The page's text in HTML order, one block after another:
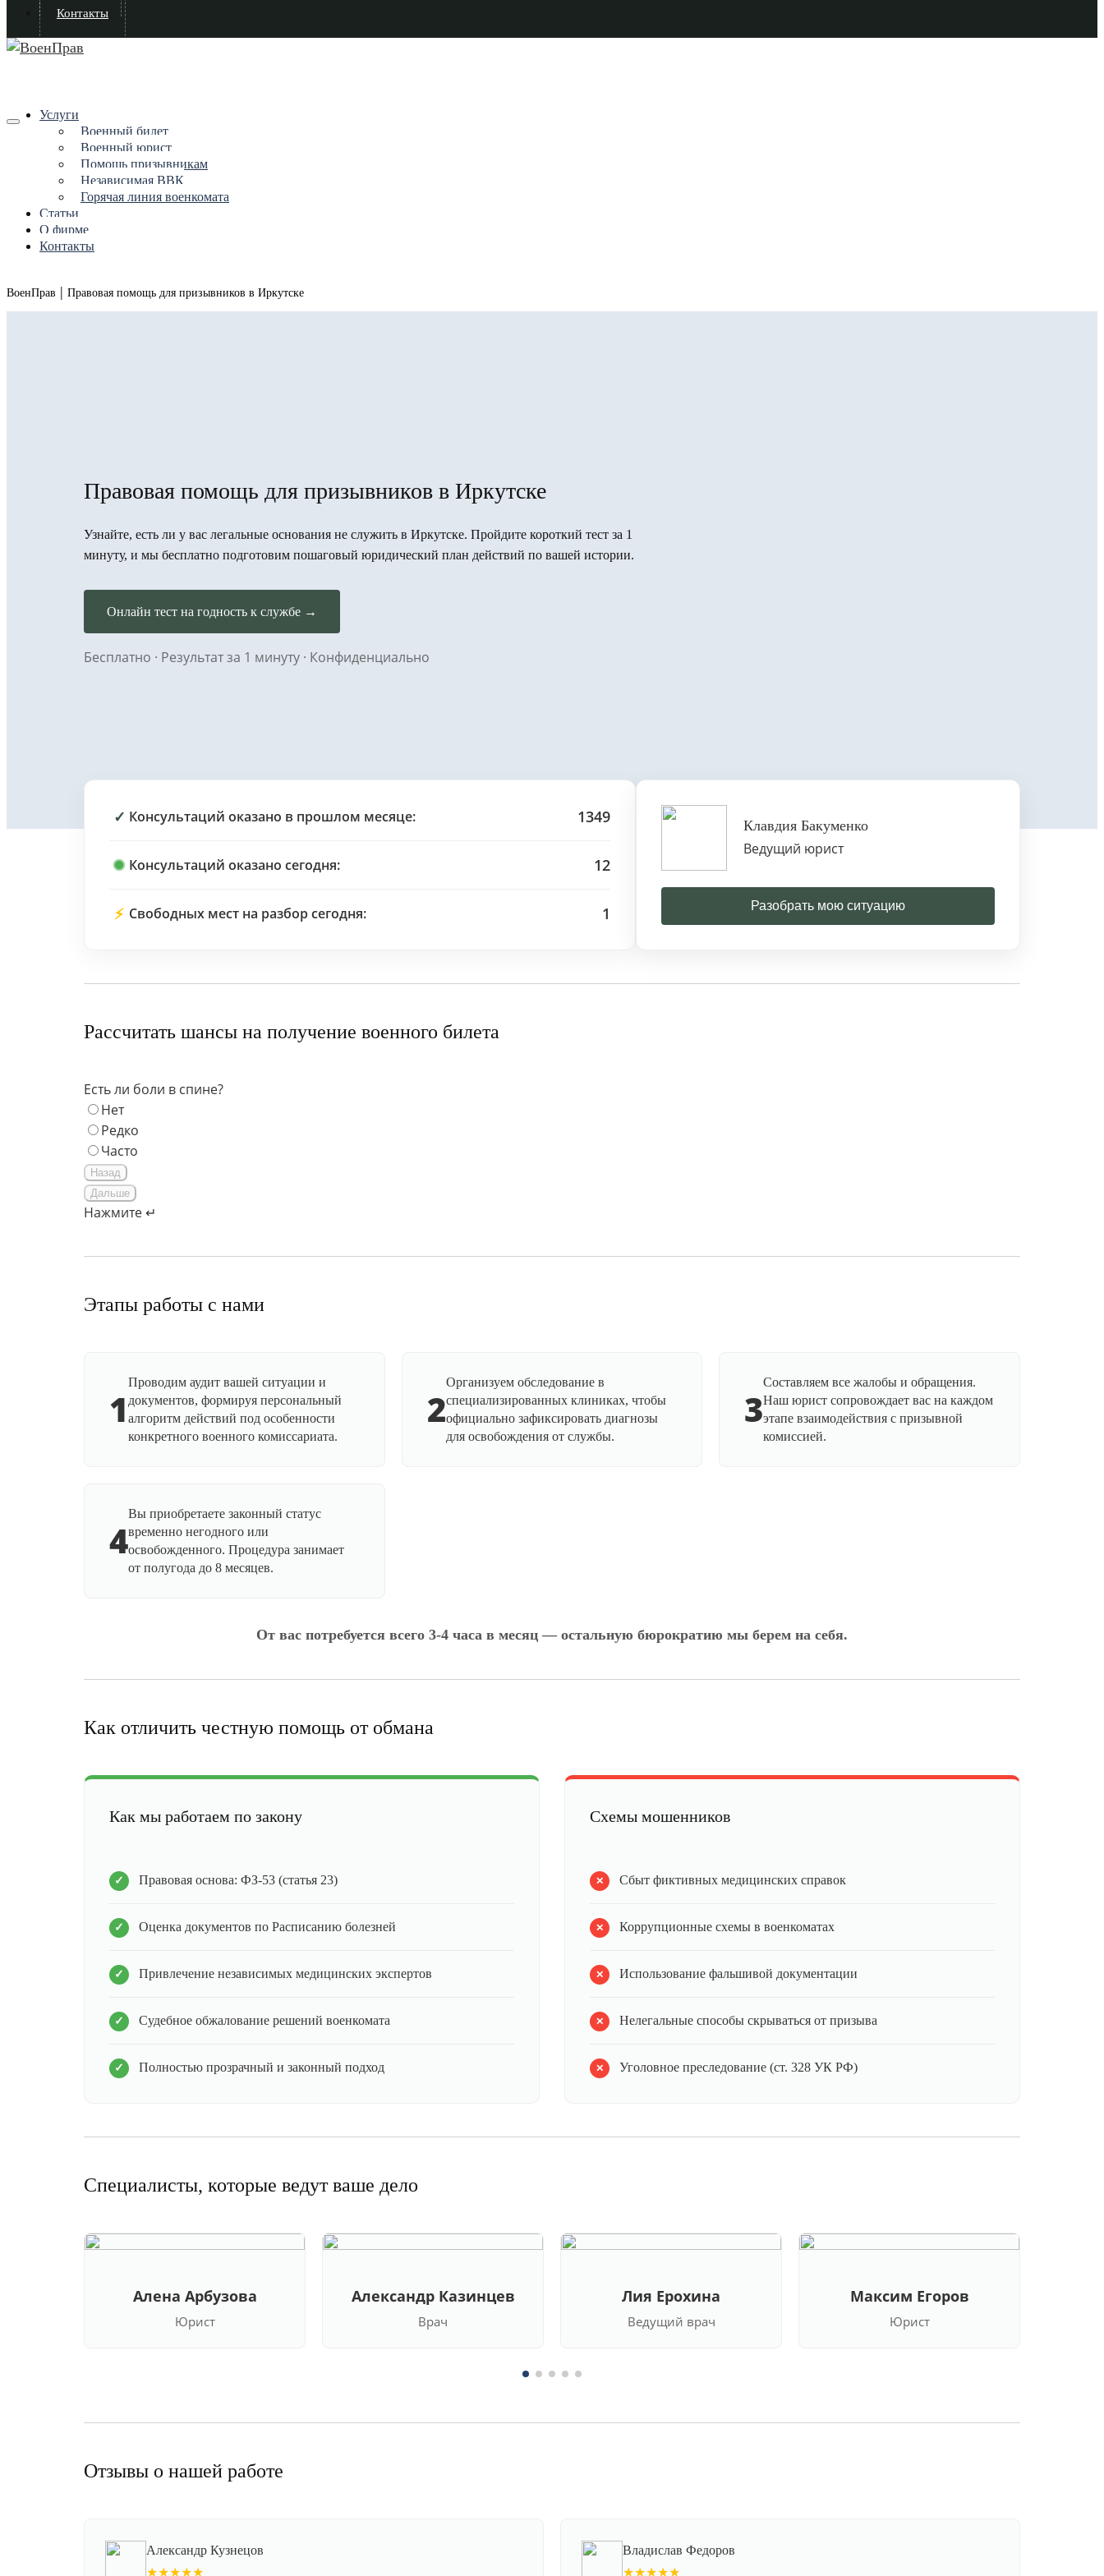
Контакты
Услуги
Военный билет
Военный юрист
Помощь призывникам
Независимая ВВК
Горячая линия военкомата
Статьи
О фирме
Контакты
ВоенПрав | Правовая помощь для призывников в Иркутске
Правовая помощь для призывников в Иркутске
Узнайте, есть ли у вас легальные основания не служить в Иркутске. Пройдите короткий тест за 1
минуту, и мы бесплатно подготовим пошаговый юридический план действий по вашей истории.
Онлайн тест на годность к службе →
Бесплатно · Результат за 1 минуту · Конфиденциально
✓ Консультаций оказано в прошлом месяце: 1349
Консультаций оказано сегодня: 12
⚡ Свободных мест на разбор сегодня: 1
Клавдия Бакуменко
Ведущий юрист
Разобрать мою ситуацию
Рассчитать шансы на получение военного билета
Есть ли боли в спине?
Нет
Редко
Часто
Назад
Дальше
Нажмите ↵
Этапы работы с нами
1
Проводим аудит вашей ситуации и
документов, формируя персональный
алгоритм действий под особенности
конкретного военного комиссариата.
2
Организуем обследование в
специализированных клиниках, чтобы
официально зафиксировать диагнозы
для освобождения от службы.
3
Составляем все жалобы и обращения.
Наш юрист сопровождает вас на каждом
этапе взаимодействия с призывной
комиссией.
4
Вы приобретаете законный статус
временно негодного или
освобожденного. Процедура занимает
от полугода до 8 месяцев.
От вас потребуется всего 3-4 часа в месяц — остальную бюрократию мы берем на себя.
Как отличить честную помощь от обмана
Как мы работаем по закону
Правовая основа: ФЗ-53 (статья 23)
Оценка документов по Расписанию болезней
Привлечение независимых медицинских экспертов
Судебное обжалование решений военкомата
Полностью прозрачный и законный подход
Схемы мошенников
Сбыт фиктивных медицинских справок
Коррупционные схемы в военкоматах
Использование фальшивой документации
Нелегальные способы скрываться от призыва
Уголовное преследование (ст. 328 УК РФ)
Специалисты, которые ведут ваше дело
Алена Арбузова
Юрист
Александр Казинцев
Врач
Лия Ерохина
Ведущий врач
Максим Егоров
Юрист
Отзывы о нашей работе
Александр Кузнецов
★★★★★
Владислав Федоров
★★★★★